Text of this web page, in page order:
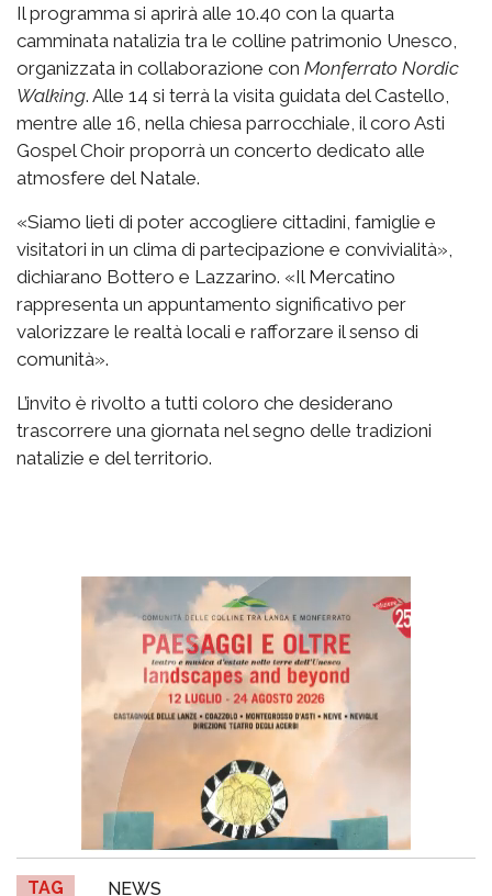
Il programma si aprirà alle 10.40 con la quarta
camminata natalizia tra le colline patrimonio Unesco,
organizzata in collaborazione con Monferrato Nordic
Walking. Alle 14 si terrà la visita guidata del Castello,
mentre alle 16, nella chiesa parrocchiale, il coro Asti
Gospel Choir proporrà un concerto dedicato alle
atmosfere del Natale.
«Siamo lieti di poter accogliere cittadini, famiglie e
visitatori in un clima di partecipazione e convivialità»,
dichiarano Bottero e Lazzarino. «Il Mercatino
rappresenta un appuntamento significativo per
valorizzare le realtà locali e rafforzare il senso di
comunità».
L’invito è rivolto a tutti coloro che desiderano
trascorrere una giornata nel segno delle tradizioni
natalizie e del territorio.
TAG NEWS